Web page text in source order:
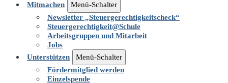
Mitmachen
Menü-Schalter
Newsletter „Steuergerechtigkeitscheck“
Steuergerechtigkeit@Schule
Arbeitsgruppen und Mitarbeit
Jobs
Unterstützen
Menü-Schalter
Fördermitglied werden
Einzelspende